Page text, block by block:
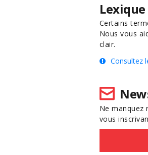
Certains
Nous vous
clair.
Consultez
Ne manquez
vous